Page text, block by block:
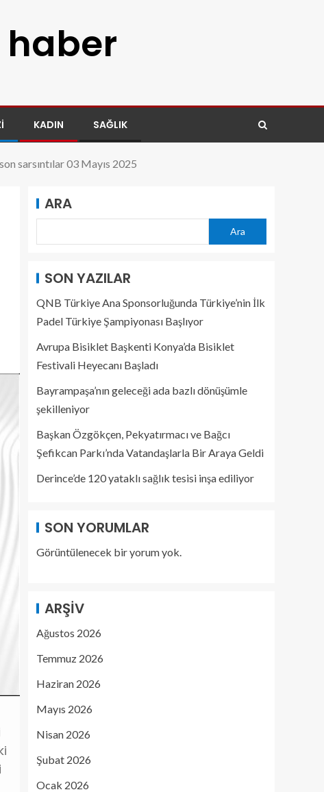
haber
KADIN SAĞLIK
sarsıntılar 03 Mayıs 2025
ARA
Ara
SON YAZILAR
QNB Türkiye Ana Sponsorluğunda Türkiye’nin İlk
Padel Türkiye Şampiyonası Başlıyor
Avrupa Bisiklet Başkenti Konya’da Bisiklet
Festivali Heyecanı Başladı
Bayrampaşa’nın geleceği ada bazlı dönüşümle
şekilleniyor
Başkan Özgökçen, Pekyatırmacı ve Bağcı
Şefikcan Parkı’nda Vatandaşlarla Bir Araya Geldi
Derince’de 120 yataklı sağlık tesisi inşa ediliyor
SON YORUMLAR
Görüntülenecek bir yorum yok.
ARŞIV
Ağustos 2026
Temmuz 2026
Haziran 2026
Mayıs 2026
Nisan 2026
Şubat 2026
Ocak 2026